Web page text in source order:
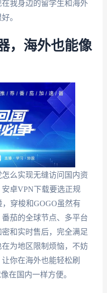
我身边的留学生和海外
。
，海外也能像
么实现无缝访问国内资
卓VPN下载要选正规
穿梭和GOGO虽然有
番茄的全球节点、多平台
和实时售后，完全满足
为地区限制烦恼，不妨
你在海外也能轻松刷
在国内一样方便。